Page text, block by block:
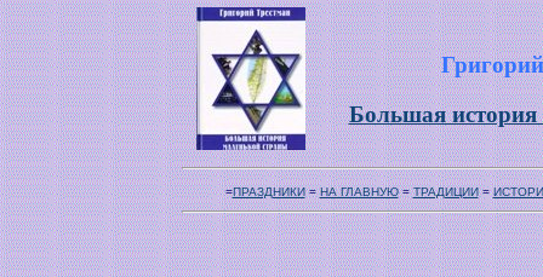
Большая
=ПРАЗДНИКИ=НА ГЛАВНУЮ=ТРАДИЦИИ=